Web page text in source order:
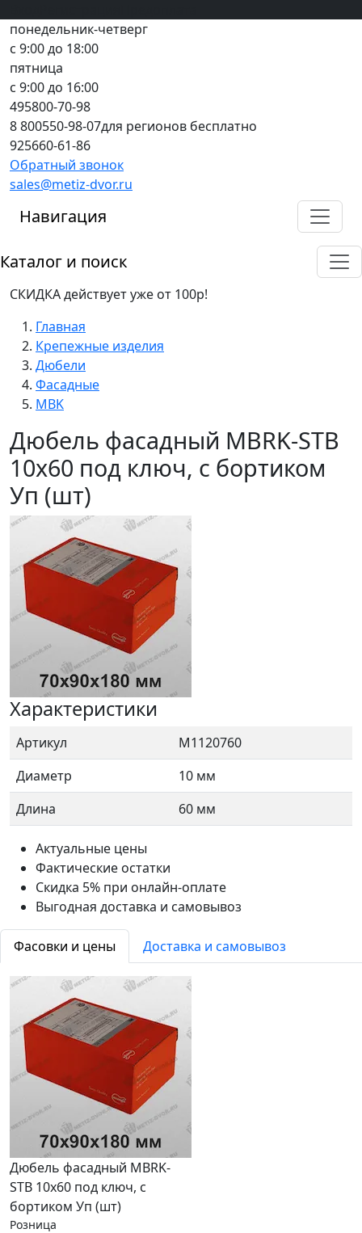
понедельник-четверг
с 9:00 до 18:00
пятница
с 9:00 до 16:00
495800-70-98
8 800550-98-07для регионов бесплатно
925660-61-86
Обратный звонок
sales@metiz-dvor.ru
Навигация
Каталог и поиск
СКИДКА действует уже от 100р!
Главная
Крепежные изделия
Дюбели
Фасадные
MBK
Дюбель фасадный MBRK-STB
10х60 под ключ, с бортиком
Уп (шт)
Характеристики
Артикул
М1120760
Диаметр
10 мм
Длина
60 мм
Актуальные цены
Фактические остатки
Скидка 5% при онлайн-оплате
Выгодная доставка и самовывоз
Фасовки и цены Доставка и самовывоз
Дюбель фасадный MBRK-
STB 10х60 под ключ, с
бортиком Уп (шт)
Розница